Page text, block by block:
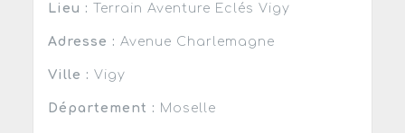
Lieu : Terrain Aventure Eclés Vigy
Adresse : Avenue Charlemagne
Ville : Vigy
Département : Moselle